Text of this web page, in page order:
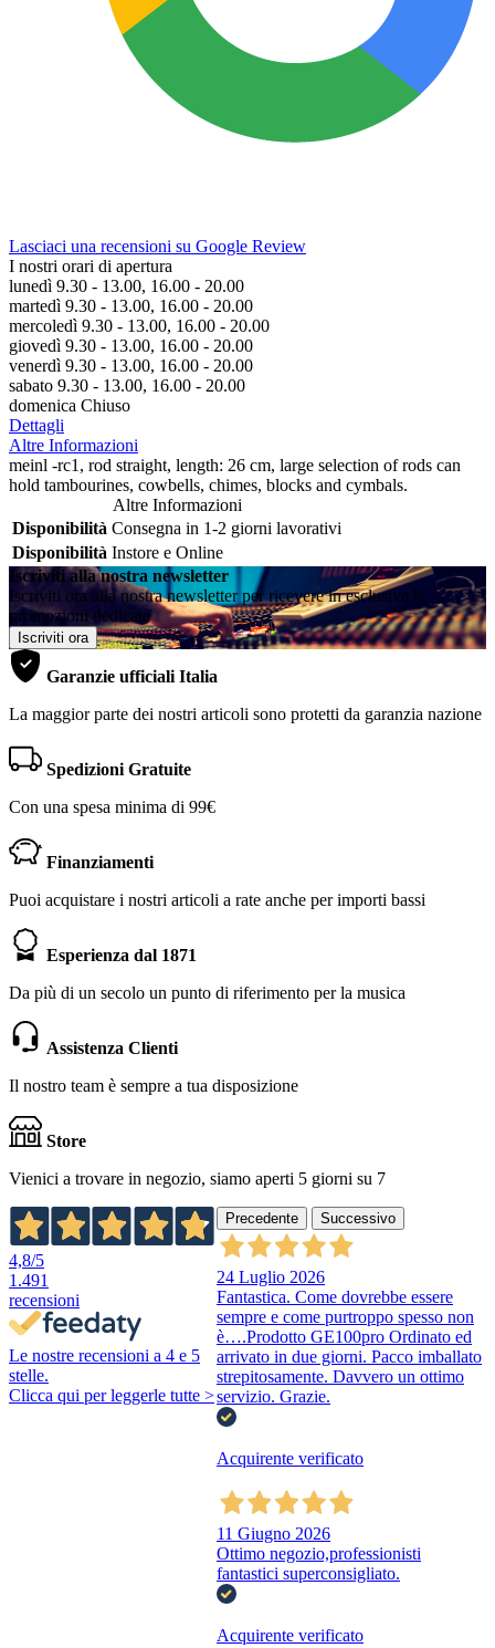
Lasciaci una recensioni su Google Review
I nostri orari di apertura
lunedì 9.30 - 13.00, 16.00 - 20.00
martedì 9.30 - 13.00, 16.00 - 20.00
mercoledì 9.30 - 13.00, 16.00 - 20.00
giovedì 9.30 - 13.00, 16.00 - 20.00
venerdì 9.30 - 13.00, 16.00 - 20.00
sabato 9.30 - 13.00, 16.00 - 20.00
domenica Chiuso
Dettagli
Altre Informazioni
meinl -rc1, rod straight, length: 26 cm, large selection of rods can
hold tambourines, cowbells, chimes, blocks and cymbals.
Altre Informazioni
Disponibilità Consegna in 1-2 giorni lavorativi
Disponibilità Instore e Online
Iscriviti alla nostra newsletter
Iscriviti ora alla nostra newsletter per ricevere in esclusiva le
promozioni dedicate
Iscriviti ora
Garanzie ufficiali Italia
La maggior parte dei nostri articoli sono protetti da garanzia nazione
Spedizioni Gratuite
Con una spesa minima di 99€
Finanziamenti
Puoi acquistare i nostri articoli a rate anche per importi bassi
Esperienza dal 1871
Da più di un secolo un punto di riferimento per la musica
Assistenza Clienti
Il nostro team è sempre a tua disposizione
Store
Vienici a trovare in negozio, siamo aperti 5 giorni su 7
4,8/5
1.491
recensioni
Le nostre recensioni a 4 e 5
stelle.
Clicca qui per leggerle tutte >
Precedente Successivo
24 Luglio 2026
Fantastica. Come dovrebbe essere
sempre e come purtroppo spesso non
è….Prodotto GE100pro Ordinato ed
arrivato in due giorni. Pacco imballato
strepitosamente. Davvero un ottimo
servizio. Grazie.
Acquirente verificato
11 Giugno 2026
Ottimo negozio,professionisti
fantastici superconsigliato.
Acquirente verificato